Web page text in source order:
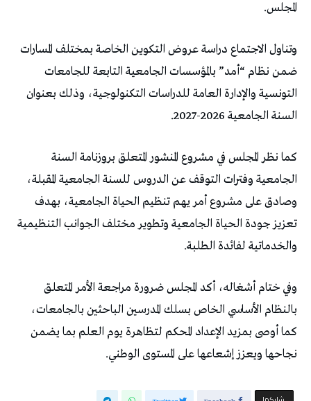
المجلس.
وتناول الاجتماع دراسة عروض التكوين الخاصة بمختلف المسارات
ضمن نظام “أمد” بالمؤسسات الجامعية التابعة للجامعات
التونسية والإدارة العامة للدراسات التكنولوجية، وذلك بعنوان
السنة الجامعية 2026-2027.
كما نظر المجلس في مشروع المنشور المتعلق بروزنامة السنة
الجامعية وفترات التوقف عن الدروس للسنة الجامعية المقبلة،
وصادق على مشروع أمر يهم تنظيم الحياة الجامعية، بهدف
تعزيز جودة الحياة الجامعية وتطوير مختلف الجوانب التنظيمية
والخدماتية لفائدة الطلبة.
وفي ختام أشغاله، أكد المجلس ضرورة مراجعة الأمر المتعلق
بالنظام الأساسي الخاص بسلك المدرسين الباحثين بالجامعات،
كما أوصى بمزيد الإعداد المحكم لتظاهرة يوم العلم بما يضمن
نجاحها ويعزز إشعاعها على المستوى الوطني.